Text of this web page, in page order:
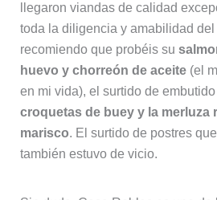
llegaron viandas de calidad
toda la diligencia y amabilidad del
recomiendo que probéis su
huevo y chorreón de aceite(el
en mi vida), el surtido de
croquetas de buey y la merluza
marisco. El surtido de postres
también estuvo de vicio.